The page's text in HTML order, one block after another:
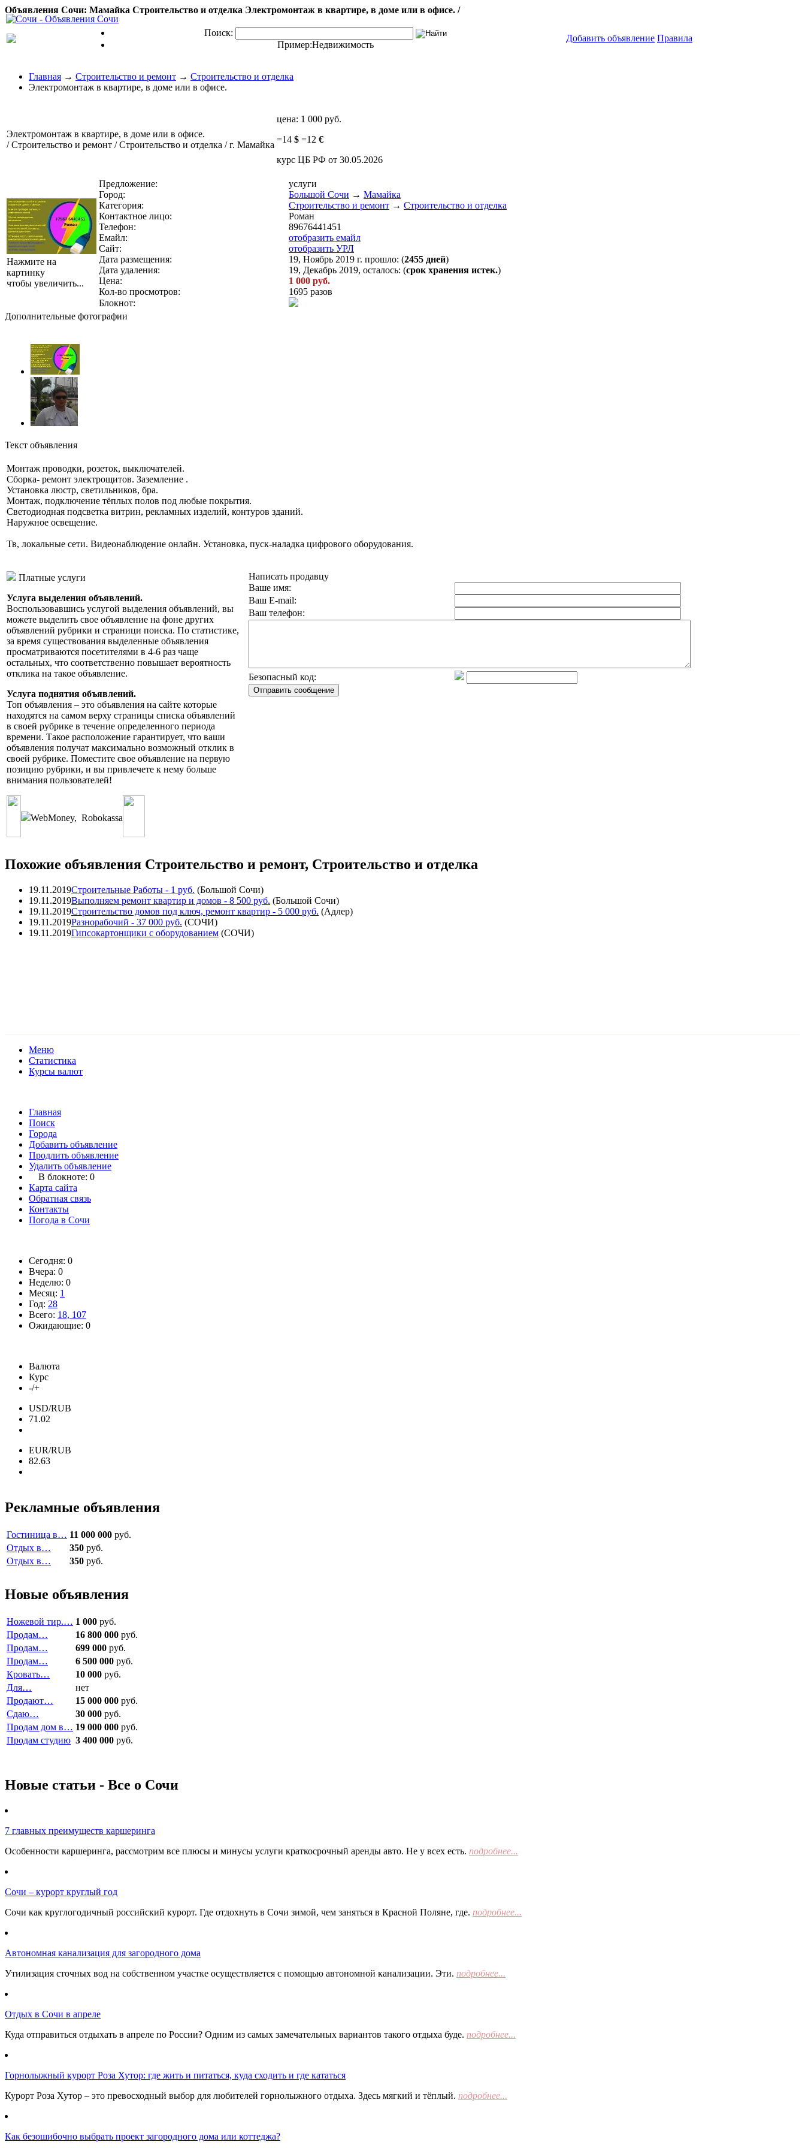
Объявления Сочи: Мамайка Строительство и отделка Электромонтаж в квартире, в доме или в офисе. /
Поиск:
Пример:Недвижимость
Добавить объявление Правила
Главная → Строительство и ремонт → Строительство и отделка
Электромонтаж в квартире, в доме или в офисе.
Электромонтаж в квартире, в доме или в офисе.
/ Строительство и ремонт / Строительство и отделка / г. Мамайка
цена: 1 000 руб.
=14 $ =12 €
курс ЦБ РФ от 30.05.2026
Нажмите на
картинку
чтобы увеличить...
Предложение:
услуги
Город:
Большой Сочи → Мамайка
Категория:
Строительство и ремонт → Строительство и отделка
Контактное лицо:
Роман
Телефон:
89676441451
Емайл:
отобразить емайл
Сайт:
отобразить УРЛ
Дата размещения:
19, Ноябрь 2019 г. прошло: (2455 дней)
Дата удаления:
19, Декабрь 2019, осталось: (срок хранения истек.)
Цена:
1 000 руб.
Кол-во просмотров:
1695 разов
Блокнот:
Дополнительные фотографии
Текст объявления
Монтаж проводки, розеток, выключателей.
Сборка- ремонт электрощитов. Заземление .
Установка люстр, светильников, бра.
Монтаж, подключение тёплых полов под любые покрытия.
Светодиодная подсветка витрин, рекламных изделий, контуров зданий.
Наружное освещение.
Тв, локальные сети. Видеонаблюдение онлайн. Установка, пуск-наладка цифрового оборудования.
Платные услуги
Услуга выделения объявлений.
Воспользовавшись услугой выделения объявлений, вы
можете выделить свое объявление на фоне других
объявлений рубрики и страници поиска. По статистике,
за время существования выделенные объявления
просматриваются посетителями в 4-6 раз чаще
остальных, что соответственно повышает вероятность
отклика на такое объявление.
Услуга поднятия объявлений.
Топ объявления – это объявления на сайте которые
находятся на самом верху страницы списка объявлений
в своей рубрике в течение определенного периода
времени. Такое расположение гарантирует, что ваши
объявления получат максимально возможный отклик в
своей рубрике. Поместите свое объявление на первую
позицию рубрики, и вы привлечете к нему больше
внимания пользователей!
WebMoney, Robokassa
Написать продавцу
Ваше имя:
Ваш E-mail:
Ваш телефон:
Безопасный код:
Похожие объявления Строительство и ремонт, Строительство и отделка
19.11.2019Строительные Работы - 1 руб. (Большой Сочи)
19.11.2019Выполняем ремонт квартир и домов - 8 500 руб. (Большой Сочи)
19.11.2019Строительство домов под ключ, ремонт квартир - 5 000 руб. (Адлер)
19.11.2019Разнорабочий - 37 000 руб. (СОЧИ)
19.11.2019Гипсокартонщики с оборудованием (СОЧИ)
Меню
Статистика
Курсы валют
Главная
Поиск
Города
Добавить объявление
Продлить объявление
Удалить объявление
В блокноте: 0
Карта сайта
Обратная связь
Контакты
Погода в Сочи
Сегодня: 0
Вчера: 0
Неделю: 0
Месяц: 1
Год: 28
Всего: 18, 107
Ожидающие: 0
Валюта
Курс
-/+
USD/RUB
71.02
EUR/RUB
82.63
Рекламные объявления
Гостиница в… 11 000 000 руб.
Отдых в…
350 руб.
Отдых в…
350 руб.
Новые объявления
Ножевой тир.… 1 000 руб.
Продам…
16 800 000 руб.
Продам…
699 000 руб.
Продам…
6 500 000 руб.
Кровать…
10 000 руб.
Для…
нет
Продают…
15 000 000 руб.
Сдаю…
30 000 руб.
Продам дом в… 19 000 000 руб.
Продам студию 3 400 000 руб.
Новые статьи - Все о Сочи
7 главных преимуществ каршеринга
Особенности каршеринга, рассмотрим все плюсы и минусы услуги краткосрочный аренды авто. Не у всех есть. подробнее...
Сочи – курорт круглый год
Сочи как круглогодичный российский курорт. Где отдохнуть в Сочи зимой, чем заняться в Красной Поляне, где. подробнее...
Автономная канализация для загородного дома
Утилизация сточных вод на собственном участке осуществляется с помощью автономной канализации. Эти. подробнее...
Отдых в Сочи в апреле
Куда отправиться отдыхать в апреле по России? Одним из самых замечательных вариантов такого отдыха буде. подробнее...
Горнолыжный курорт Роза Хутор: где жить и питаться, куда сходить и где кататься
Курорт Роза Хутор – это превосходный выбор для любителей горнолыжного отдыха. Здесь мягкий и тёплый. подробнее...
Как безошибочно выбрать проект загородного дома или коттеджа?